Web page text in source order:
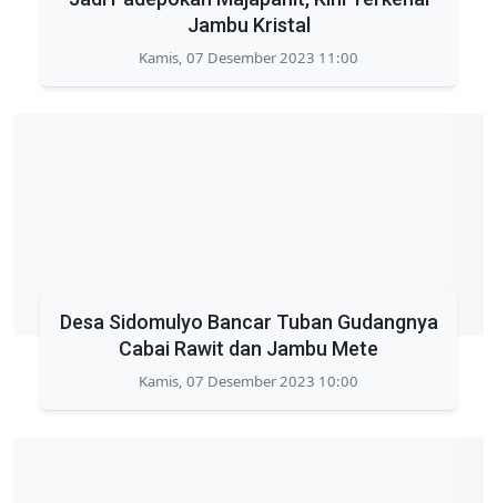
Jambu Kristal
Kamis, 07 Desember 2023 11:00
Desa Sidomulyo Bancar Tuban Gudangnya
Cabai Rawit dan Jambu Mete
Kamis, 07 Desember 2023 10:00